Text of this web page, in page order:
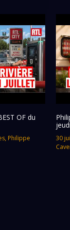
OF du
, Philippe
30